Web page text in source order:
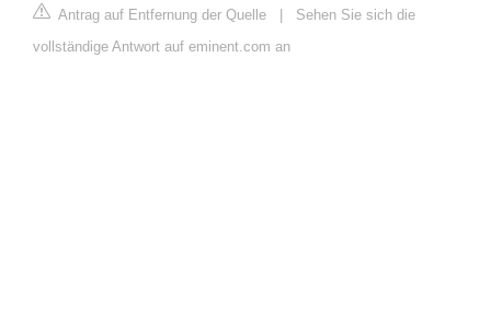
Antrag auf Entfernung der Quelle | Sehen Sie sich die
vollständige Antwort auf eminent.com an